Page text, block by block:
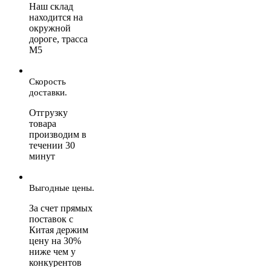
Наш склад
находится на
окружной
дороге, трасса
М5
Скорость
доставки.
Отгрузку
товара
производим в
течении 30
минут
Выгодные цены.
За счет прямых
поставок с
Китая держим
цену на 30%
ниже чем у
конкурентов